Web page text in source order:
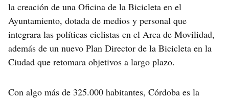
la creación de una Oficina de la Bicicleta en el
Ayuntamiento, dotada de medios y personal que
integrara las políticas ciclistas en el Area de Movilidad,
además de un nuevo Plan Director de la Bicicleta en la
Ciudad que retomara objetivos a largo plazo.
Con algo más de 325.000 habitantes, Córdoba es la